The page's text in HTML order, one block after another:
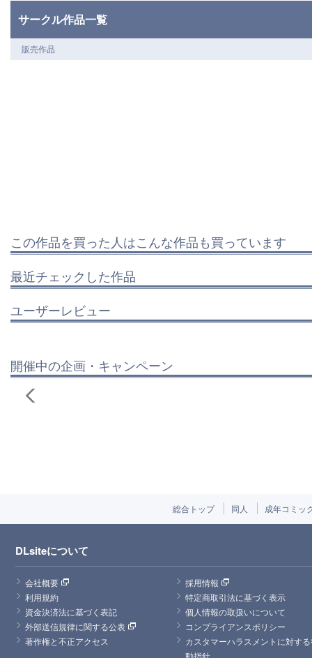
サークル作品一覧
販売作品
この作品を買った人はこんな作品も買っています
最近チェックした作品
ユーザーレビュー
開催中の企画・キャンペーン
総合トップ 同人 成年コミッ
DLsiteについて
会社概要
採用情報
利用規約
特定商取引法に基づく表示
資金決済法に基づく表記
個人情報の取扱いについて
外部送信規律に関する公表
コンプライアンスポリシー
著作権と不正アクセス
カスタマーハラスメントに対す
動指針